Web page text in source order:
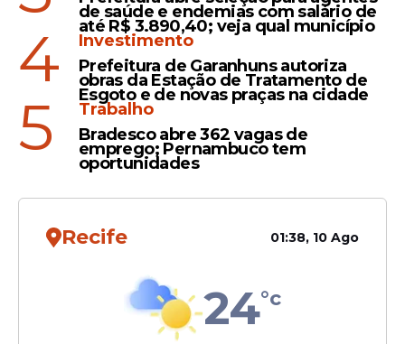
de saúde e endemias com salário de
até R$ 3.890,40; veja qual município
4
Investimento
Prefeitura de Garanhuns autoriza
obras da Estação de Tratamento de
Esgoto e de novas praças na cidade
5
Trabalho
Bradesco abre 362 vagas de
emprego; Pernambuco tem
oportunidades
Recife 01:38, 10 Ago
24°c